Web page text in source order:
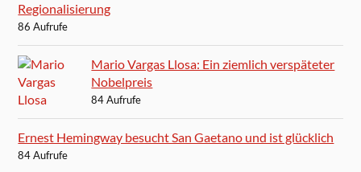
Regionalisierung
86 Aufrufe
Mario Vargas Llosa: Ein ziemlich verspäteter
Nobelpreis
84 Aufrufe
Ernest Hemingway besucht San Gaetano und ist glücklich
84 Aufrufe